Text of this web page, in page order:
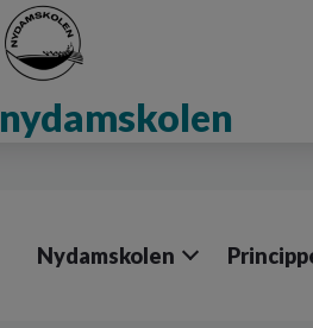
nydamskolen
Nydamskolen